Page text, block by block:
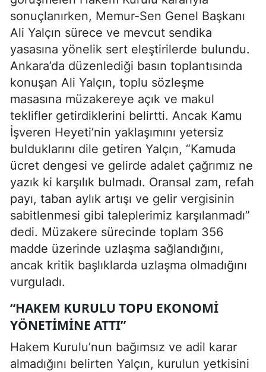
sonuçlanırken, Memur-Sen Genel Başkanı
Ali Yalçın sürece ve mevcut sendika
yasasına yönelik sert eleştirilerde bulundu.
Ankara’da düzenlediği basın toplantısında
konuşan Ali Yalçın, toplu sözleşme
masasına müzakereye açık ve makul
teklifler getirdiklerini belirtti. Ancak Kamu
İşveren Heyeti’nin yaklaşımını yetersiz
bulduklarını dile getiren Yalçın, “Kamuda
ücret dengesi ve gelirde adalet çağrımız ne
yazık ki karşılık bulmadı. Oransal zam, refah
payı, taban aylık artışı ve gelir vergisinin
sabitlenmesi gibi taleplerimiz karşılanmadı”
dedi. Müzakere sürecinde toplam 356
madde üzerinde uzlaşma sağlandığını,
ancak kritik başlıklarda uzlaşma olmadığını
vurguladı.
“HAKEM KURULU TOPU EKONOMI
YÖNETIMINE ATTI”
Hakem Kurulu’nun bağımsız ve adil karar
almadığını belirten Yalçın, kurulun yetkisini